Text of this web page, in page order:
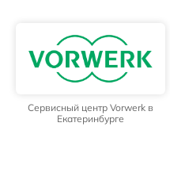
Сервисный центр Vorwerk в
Екатеринбурге